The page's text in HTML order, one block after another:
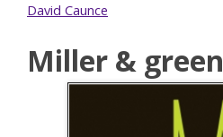
David Caunce
Miller & green